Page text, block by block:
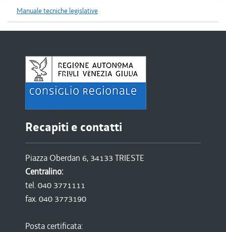
Manuale tecniche legislative
Recapiti e contatti
Piazza Oberdan 6, 34133 TRIESTE
Centralino:
tel. 040 3771111
fax. 040 3773190
Posta certificata: